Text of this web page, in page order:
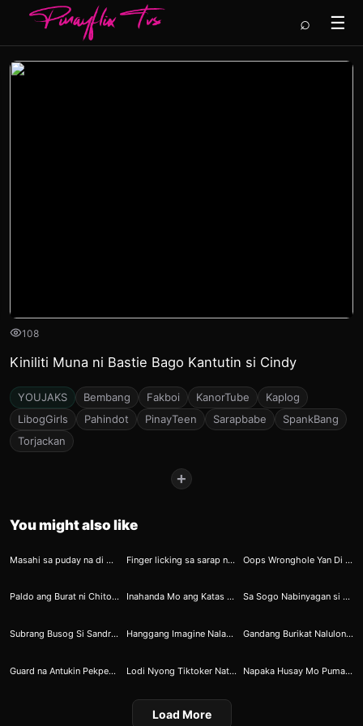
☰
⌕
108
Kiniliti Muna ni Bastie Bago Kantutin si Cindy
YOUJAKS Bembang Fakboi KanorTube
Kaplog
LibogGirls
Pahindot PinayTeen Sarapbabe
SpankBang
Torjackan
+
You might also like
1
Masahi sa puday na di malilimutan Finger licking sa sarap ni ining Oops Wronghole Yan Di Pwede Dyan Beh
71
Paldo ang Burat ni Chito kay Chinita
110
Inahanda Mo ang Katas dahil Andito na si Kras
145
Sa Sogo Nabinyagan si Margo
411
Subrang Busog Si Sandra Sa Tite Ni Nobeta
423
Hanggang Imagine Nalang si Margo sa Aking Tarugo Tuwing Maliligo
398
Gandang Burikat Nalulong sa Burat
364
Guard na Antukin Pekpek Na Naging Bato Pa
352
Lodi Nyong Tiktoker Natagpuang Nagfifinger
345
Napaka Husay Mo Pumatong Ginamae
Load More